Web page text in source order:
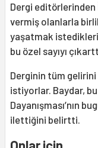
Dergi editörlerinden
vermiş olanlarla
yaşatmak
bu özel sayıyı
Derginin tüm
istiyorlar. Baydar,
Dayanışması’nın
ilettiğini belirtti.